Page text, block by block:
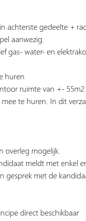
achterste gedeelte +
aanwezig.
gas- water- en
huren
ruimte van +-
te huren. In dit
overleg mogelijk.
meldt met enkel
gesprek met de
direct beschikbaar